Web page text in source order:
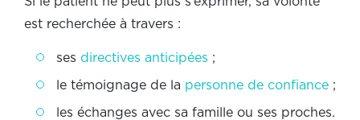
est recherchée à travers :
ses directives anticipées ;
le témoignage de la personne de confiance ;
les échanges avec sa famille ou ses proches.